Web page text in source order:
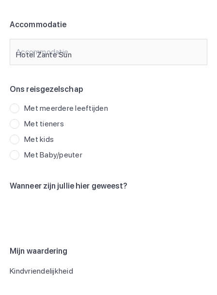
Accommodatie
Accommodatie
Ons reisgezelschap
Met meerdere leeftijden
Met tieners
Met kids
Met Baby/peuter
Wanneer zijn jullie hier geweest?
Mijn waardering
Kindvriendelijkheid